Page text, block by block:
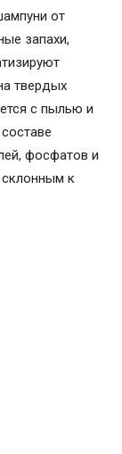
от
запахи,
твердых
с пылью и
фосфатов и
к